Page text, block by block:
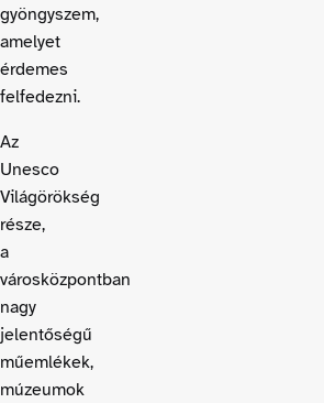
gyöngyszem,
amelyet
érdemes
felfedezni.
Az
Unesco
Világörökség
része,
a
városközpontban
nagy
jelentőségű
műemlékek,
múzeumok